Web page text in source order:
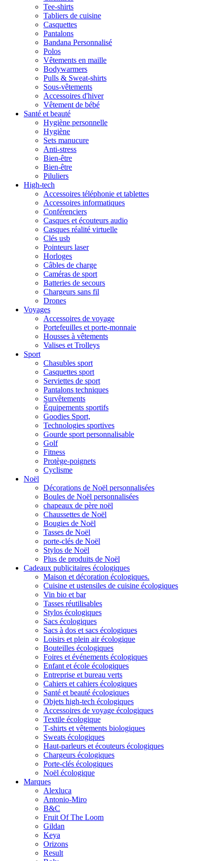
Tee-shirts
Tabliers de cuisine
Casquettes
Pantalons
Bandana Personnalisé
Polos
Vêtements en maille
Bodywarmers
Pulls & Sweat-shirts
Sous-vêtements
Accessoires d'hiver
Vêtement de bébé
Santé et beauté
Hygiène personnelle
Hygiène
Sets manucure
Anti-stress
Bien-être
Bien-être
Piluliers
High-tech
Accessoires téléphonie et tablettes
Accessoires informatiques
Conférenciers
Casques et écouteurs audio
Casques réalité virtuelle
Clés usb
Pointeurs laser
Horloges
Câbles de charge
Caméras de sport
Batteries de secours
Chargeurs sans fil
Drones
Voyages
Accessoires de voyage
Portefeuilles et porte-monnaie
Housses à vêtements
Valises et Trolleys
Sport
Chasubles sport
Casquettes sport
Serviettes de sport
Pantalons techniques
Survêtements
Équipements sportifs
Goodies Sport,
Technologies sportives
Gourde sport personnalisable
Golf
Fitness
Protège-poignets
Cyclisme
Noël
Décorations de Noël personnalisées
Boules de Noël personnalisées
chapeaux de père noël
Chaussettes de Noël
Bougies de Noël
Tasses de Noël
porte-clés de Noël
Stylos de Noël
Plus de produits de Noël
Cadeaux publicitaires écologiques
Maison et décoration écologiques.
Cuisine et ustensiles de cuisine écologiques
Vin bio et bar
Tasses réutilisables
Stylos écologiques
Sacs écologiques
Sacs à dos et sacs écologiques
Loisirs et plein air écologique
Bouteilles écologiques
Foires et événements écologiques
Enfant et école écologiques
Entreprise et bureau verts
Cahiers et cahiers écologiques
Santé et beauté écologiques
Objets high-tech écologiques
Accessoires de voyage écologiques
Textile écologique
T-shirts et vêtements biologiques
Sweats écologiques
Haut-parleurs et écouteurs écologiques
Chargeurs écologiques
Porte-clés écologiques
Noël écologique
Marques
Alexluca
Antonio-Miro
B&C
Fruit Of The Loom
Gildan
Keya
Orizons
Result